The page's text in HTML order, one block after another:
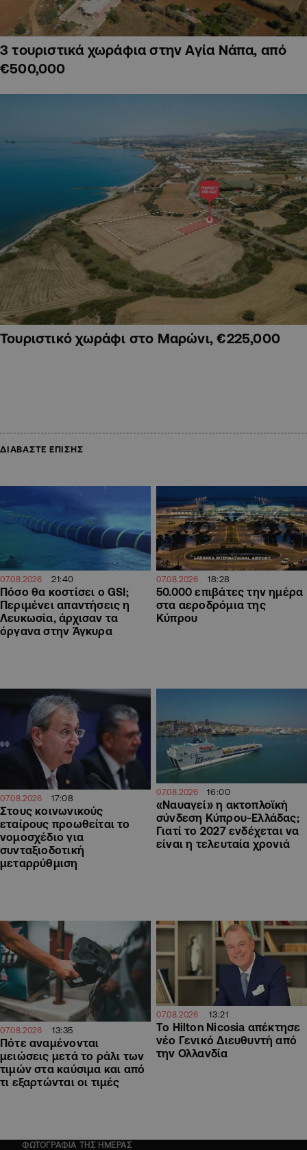
3 τουριστικά χωράφια στην Αγία Νάπα, από
€500,000
Τουριστικό χωράφι στο Μαρώνι, €225,000
ΔΙΑΒΑΣΤΕ ΕΠΙΣΗΣ
07.08.2026 21:40
Πόσο θα κοστίσει ο GSI;
Περιμένει απαντήσεις η
Λευκωσία, άρχισαν τα
όργανα στην Άγκυρα
07.08.2026 18:28
50.000 επιβάτες την ημέρα
στα αεροδρόμια της
Κύπρου
07.08.2026 17:08
Στους κοινωνικούς
εταίρους προωθείται το
νομοσχέδιο για
συνταξιοδοτική
μεταρρύθμιση
07.08.2026 16:00
«Ναυαγεί» η ακτοπλοϊκή
σύνδεση Κύπρου-Ελλάδας;
Γιατί το 2027 ενδέχεται να
είναι η τελευταία χρονιά
07.08.2026 13:35
Πότε αναμένονται
μειώσεις μετά το ράλι των
τιμών στα καύσιμα και από
τι εξαρτώνται οι τιμές
07.08.2026 13:21
Το Hilton Nicosia απέκτησε
νέο Γενικό Διευθυντή από
την Ολλανδία
ΦΩΤΟΓΡΑΦΙΑ ΤΗΣ ΗΜΕΡΑΣ